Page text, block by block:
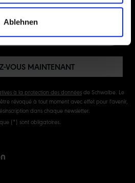
Ablehnen
À LA NEWSLETTER
VOUS MAINTENANT
à la protection des donnéesde Schwalbe. Le
révoqué à tout moment avec effet pour l'avenir,
dans chaque newsletter.
(*) sont obligatoires.